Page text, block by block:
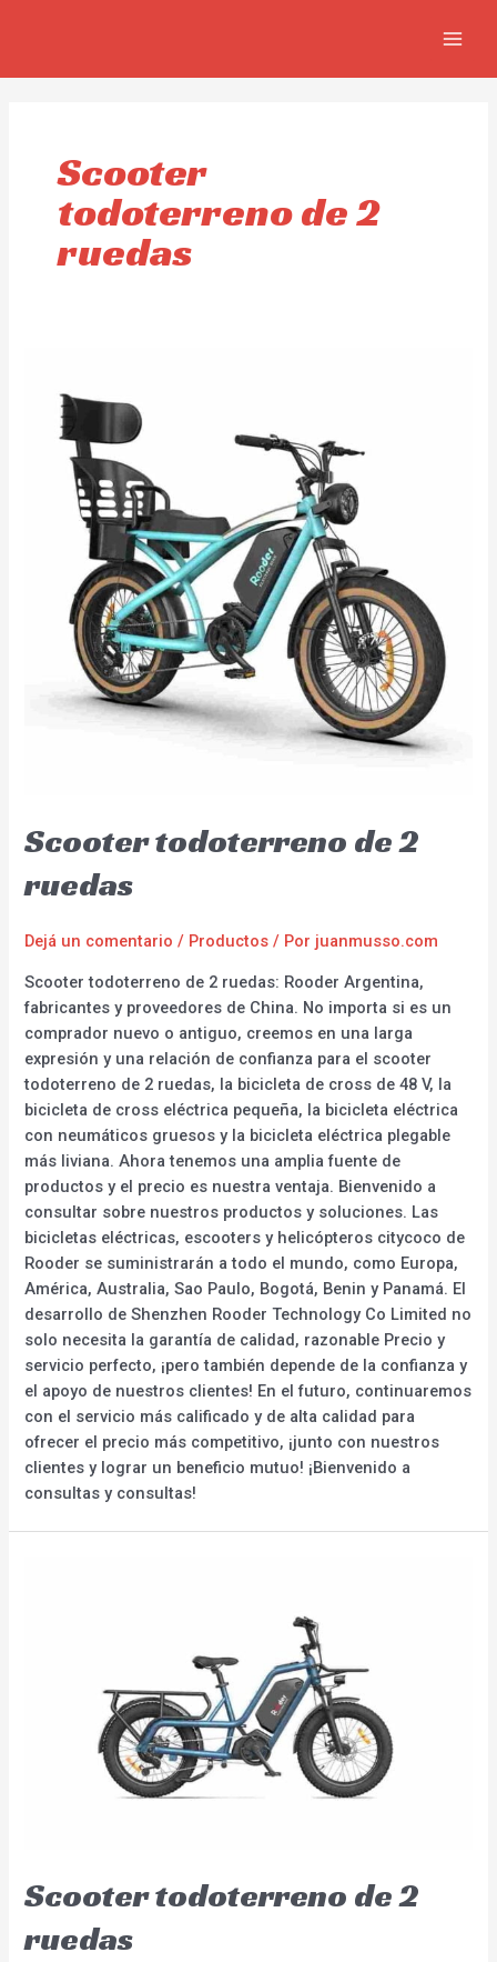
Scooter
todoterreno de 2
ruedas
Scooter todoterreno de 2
ruedas
Dejá un comentario / Productos / Por juanmusso.com
Scooter todoterreno de 2 ruedas: Rooder Argentina,
fabricantes y proveedores de China. No importa si es un
comprador nuevo o antiguo, creemos en una larga
expresión y una relación de confianza para el scooter
todoterreno de 2 ruedas, la bicicleta de cross de 48 V, la
bicicleta de cross eléctrica pequeña, la bicicleta eléctrica
con neumáticos gruesos y la bicicleta eléctrica plegable
más liviana. Ahora tenemos una amplia fuente de
productos y el precio es nuestra ventaja. Bienvenido a
consultar sobre nuestros productos y soluciones. Las
bicicletas eléctricas, escooters y helicópteros citycoco de
Rooder se suministrarán a todo el mundo, como Europa,
América, Australia, Sao Paulo, Bogotá, Benin y Panamá. El
desarrollo de Shenzhen Rooder Technology Co Limited no
solo necesita la garantía de calidad, razonable Precio y
servicio perfecto, ¡pero también depende de la confianza y
el apoyo de nuestros clientes! En el futuro, continuaremos
con el servicio más calificado y de alta calidad para
ofrecer el precio más competitivo, ¡junto con nuestros
clientes y lograr un beneficio mutuo! ¡Bienvenido a
consultas y consultas!
Scooter todoterreno de 2
ruedas